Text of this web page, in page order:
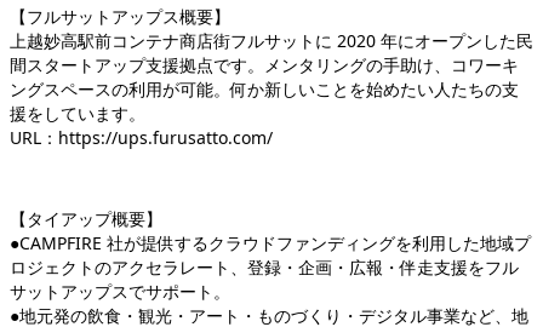
【フルサットアップス概要】
上越妙高駅前コンテナ商店街フルサットに 2020 年にオープンした民
間スタートアップ支援拠点です。メンタリングの手助け、コワーキ
ングスペースの利用が可能。何か新しいことを始めたい人たちの支
援をしています。
URL：https://ups.furusatto.com/
【タイアップ概要】
●CAMPFIRE 社が提供するクラウドファンディングを利用した地域プ
ロジェクトのアクセラレート、登録・企画・広報・伴走支援をフル
サットアップスでサポート。
●地元発の飲食・観光・アート・ものづくり・デジタル事業など、地